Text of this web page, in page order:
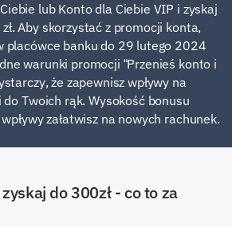
lub Konto dla Ciebie VIP i zyskaj
Aby skorzystać z promocji konta,
placówce banku do 29 lutego 2024
warunki promocji “Przenieś konto i
że zapewnisz wpływy na
Twoich rąk. Wysokość bonusu
załatwisz na nowych rachunek.
do 300zł - co to za